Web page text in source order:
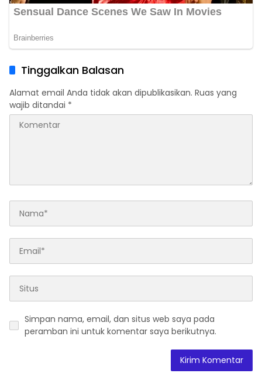
Tinggalkan Balasan
Alamat email Anda tidak akan dipublikasikan. Ruas yang
wajib ditandai *
Simpan nama, email, dan situs web saya pada
peramban ini untuk komentar saya berikutnya.